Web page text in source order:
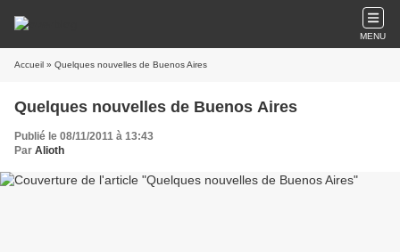
MENU
Accueil » Quelques nouvelles de Buenos Aires
Quelques nouvelles de Buenos Aires
Publié le 08/11/2011 à 13:43
Par Alioth